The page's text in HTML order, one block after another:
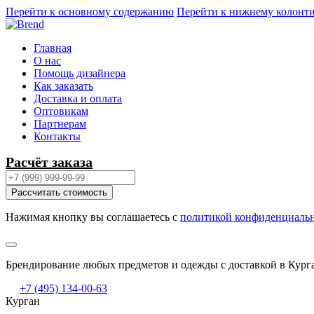
Перейти к основному содержанию Перейти к нижнему
Главная
О нас
Помощь дизайнера
Как заказать
Доставка и оплата
Оптовикам
Партнерам
Контакты
Расчёт заказа
Рассчитать стоимость
Нажимая кнопку вы соглашаетесь с политикой
Брендирование любых предметов и одежды с доставкой в
+7 (495) 134-00-63
Курган